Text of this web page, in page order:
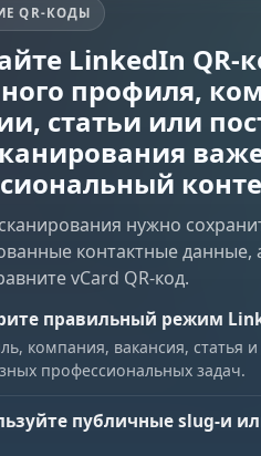
QR-КОДЫ
LinkedIn QR-
профиля,
статьи или
нужно
контактные данные,
vCard QR-код.
правильный режим
компания, вакансия, статья
профессиональных задач.
публичные slug-и